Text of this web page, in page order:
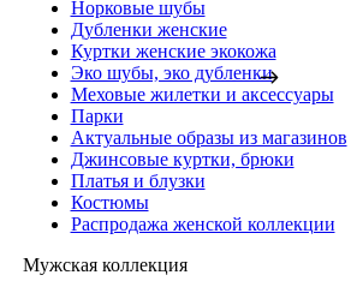
Норковые шубы
Дубленки женские
Куртки женские экокожа
Эко шубы, эко дубленки
Меховые жилетки и аксессуары
Парки
Актуальные образы из магазинов
Джинсовые куртки, брюки
Платья и блузки
Костюмы
Распродажа женской коллекции
Мужская коллекция